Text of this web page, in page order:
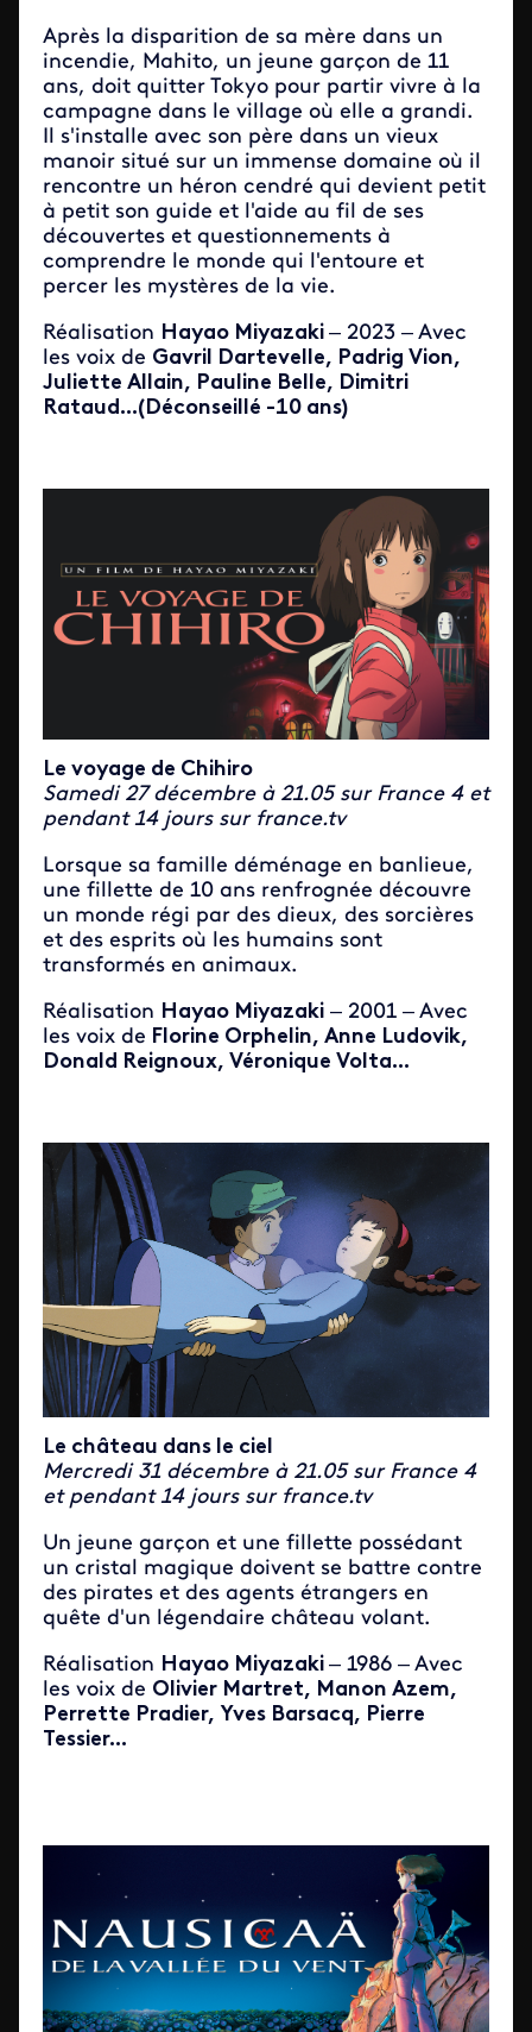
Après la disparition de sa mère dans un
incendie, Mahito, un jeune garçon de 11
ans, doit quitter Tokyo pour partir vivre à la
campagne dans le village où elle a grandi.
Il s'installe avec son père dans un vieux
manoir situé sur un immense domaine où il
rencontre un héron cendré qui devient petit
à petit son guide et l'aide au fil de ses
découvertes et questionnements à
comprendre le monde qui l'entoure et
percer les mystères de la vie.
Réalisation Hayao Miyazaki – 2023 – Avec
les voix de Gavril Dartevelle, Padrig Vion,
Juliette Allain, Pauline Belle, Dimitri
Rataud...(Déconseillé -10 ans)
Le voyage de Chihiro
Samedi 27 décembre à 21.05 sur France 4 et
pendant 14 jours sur france.tv
Lorsque sa famille déménage en banlieue,
une fillette de 10 ans renfrognée découvre
un monde régi par des dieux, des sorcières
et des esprits où les humains sont
transformés en animaux.
Réalisation Hayao Miyazaki – 2001 – Avec
les voix de Florine Orphelin, Anne Ludovik,
Donald Reignoux, Véronique Volta...
Le château dans le ciel
Mercredi 31 décembre à 21.05 sur France 4
et pendant 14 jours sur france.tv
Un jeune garçon et une fillette possédant
un cristal magique doivent se battre contre
des pirates et des agents étrangers en
quête d'un légendaire château volant.
Réalisation Hayao Miyazaki – 1986 – Avec
les voix de Olivier Martret, Manon Azem,
Perrette Pradier, Yves Barsacq, Pierre
Tessier...